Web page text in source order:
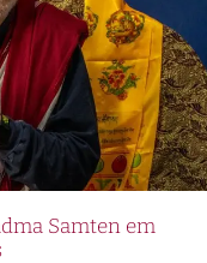
Samten em